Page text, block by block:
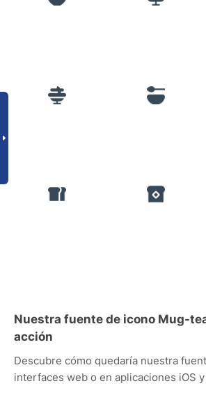
Nuestra fuente de icono Mug-
acción
Descubre cómo quedaría nuestra
interfaces web o en aplicaciones iOS